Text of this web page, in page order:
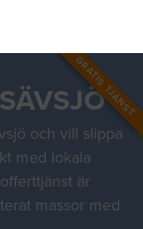
GRATIS TJÄNST
och vill slippa
med lokala
är
massor med